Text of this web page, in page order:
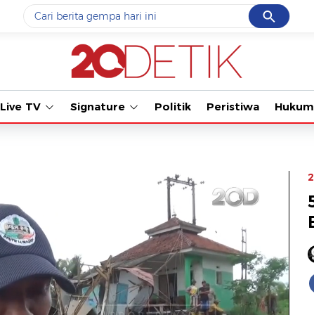
Cancel
Yang sedang ramai dicari
data live draw sgp
#3prabowo
Promoted
Terakhir yang dicari
Loading...
Tonton
Live TV Signature Politik Peristiwa Hukum